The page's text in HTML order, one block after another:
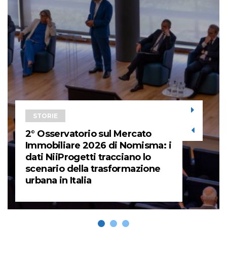
STORIE
2° Osservatorio sul Mercato
Immobiliare 2026 di Nomisma: i
dati NiiProgetti tracciano lo
scenario della trasformazione
urbana in Italia